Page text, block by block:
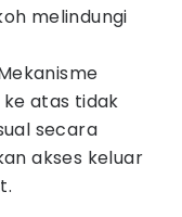
melindungi
atas tidak
secara
akses keluar